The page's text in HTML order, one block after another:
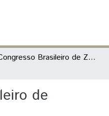
Congresso Brasileiro de Zoologia
de